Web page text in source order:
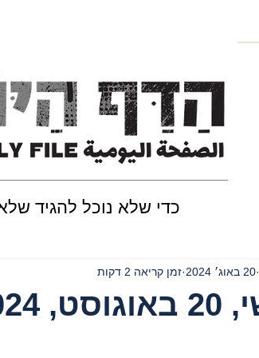
כדי שלא נוכל להגיד
20 באוג׳ 2024 זמן קריאה 2 דקות